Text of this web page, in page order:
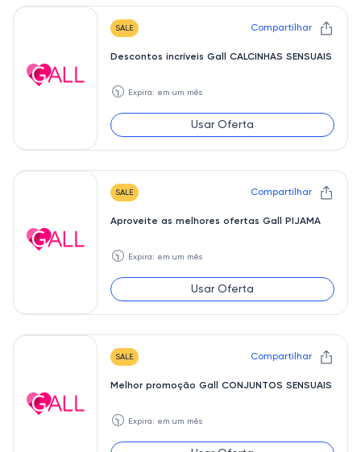
SALE Compartilhar
Descontos incríveis Gall CALCINHAS SENSUAIS
🕥 Expira: em um mês
Usar Oferta
SALE Compartilhar
Aproveite as melhores ofertas Gall PIJAMA
🕥 Expira: em um mês
Usar Oferta
SALE Compartilhar
Melhor promoção Gall CONJUNTOS SENSUAIS
🕥 Expira: em um mês